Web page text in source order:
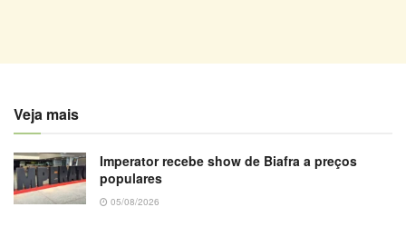
Veja mais
Imperator recebe show de Biafra a preços
populares
05/08/2026